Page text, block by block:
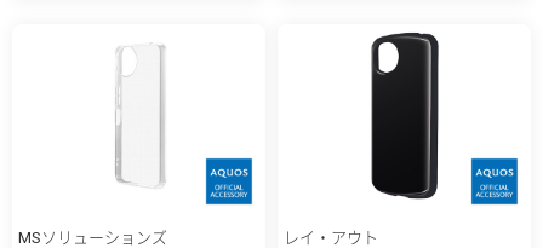
MSソリューションズ
レイ・アウト